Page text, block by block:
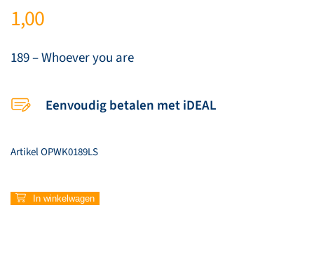
1,00
189 – Whoever you are
Eenvoudig betalen met iDEAL
ArtikelOPWK0189LS
189
–
In winkelwagen